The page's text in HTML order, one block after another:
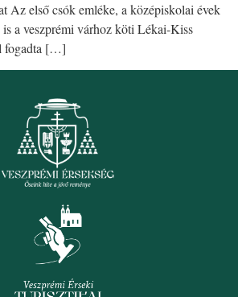
Az első csók emléke, a középiskolai évek
is a veszprémi várhoz köti Lékai-Kiss
fogadta […]